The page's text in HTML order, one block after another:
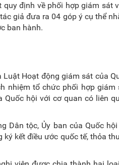
định về phối hợp giám sát
giả đưa ra 04 góp ý cụ thể
ban hành.
Hoạt động giám sát của
nhiệm tổ chức phối hợp giám
Quốc hội với cơ quan có liên
Dân tộc, Ủy ban của Quốc
ký kết điều ước quốc tế, thỏa